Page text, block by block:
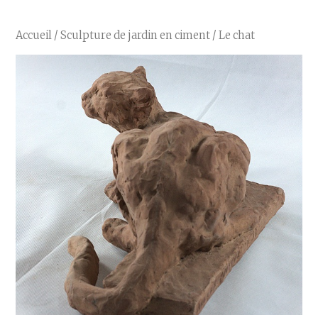
Accueil /Sculpture de jardin en ciment / Le chat